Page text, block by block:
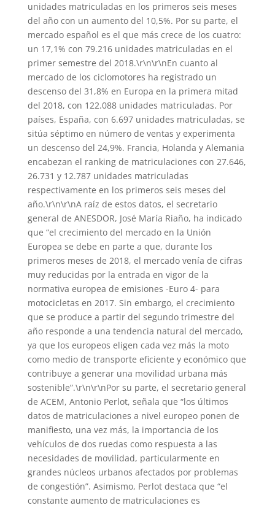
unidades matriculadas en los primeros seis meses
del año con un aumento del 10,5%. Por su parte, el
mercado español es el que más crece de los cuatro:
un 17,1% con 79.216 unidades matriculadas en el
primer semestre del 2018.\r\n\r\nEn cuanto al
mercado de los ciclomotores ha registrado un
descenso del 31,8% en Europa en la primera mitad
del 2018, con 122.088 unidades matriculadas. Por
países, España, con 6.697 unidades matriculadas, se
sitúa séptimo en número de ventas y experimenta
un descenso del 24,9%. Francia, Holanda y Alemania
encabezan el ranking de matriculaciones con 27.646,
26.731 y 12.787 unidades matriculadas
respectivamente en los primeros seis meses del
año.\r\n\r\nA raíz de estos datos, el secretario
general de ANESDOR, José María Riaño, ha indicado
que “el crecimiento del mercado en la Unión
Europea se debe en parte a que, durante los
primeros meses de 2018, el mercado venía de cifras
muy reducidas por la entrada en vigor de la
normativa europea de emisiones -Euro 4- para
motocicletas en 2017. Sin embargo, el crecimiento
que se produce a partir del segundo trimestre del
año responde a una tendencia natural del mercado,
ya que los europeos eligen cada vez más la moto
como medio de transporte eficiente y económico que
contribuye a generar una movilidad urbana más
sostenible”.\r\n\r\nPor su parte, el secretario general
de ACEM, Antonio Perlot, señala que “los últimos
datos de matriculaciones a nivel europeo ponen de
manifiesto, una vez más, la importancia de los
vehículos de dos ruedas como respuesta a las
necesidades de movilidad, particularmente en
grandes núcleos urbanos afectados por problemas
de congestión”. Asimismo, Perlot destaca que “el
constante aumento de matriculaciones es